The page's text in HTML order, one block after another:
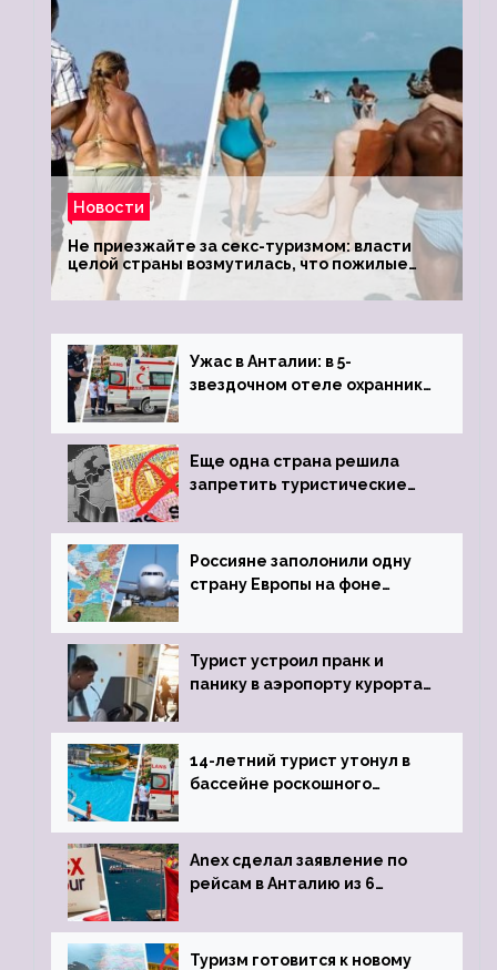
Новости
Не приезжайте за секс-туризмом: власти
целой страны возмутилась, что пожилые
туристки массово едут к ним, чтобы
обзавестись молодыми любовниками
Ужас в Анталии: в 5-
звездочном отеле охранник
пистолета
Еще одна страна решила
запретить туристические
Россияне заполонили одну
страну Европы на фоне
виз
Турист устроил пранк и
панику в аэропорту курорта,
задержке рейса
14-летний турист утонул в
бассейне роскошного
Anex сделал заявление по
рейсам в Анталию из 6
Туризм готовится к новому